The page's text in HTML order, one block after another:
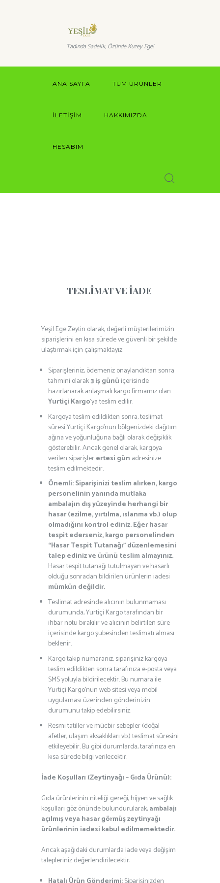
Tadında Sadelik, Özünde Kuzey Ege!
ANA SAYFA TÜM ÜRÜNLER
İLETIŞIM HAKKIMIZDA
HESABIM
TESLİMAT VE İADE
Yeşil Ege Zeytin olarak, değerli müşterilerimizin
siparişlerini en kısa sürede ve güvenli bir şekilde
ulaştırmak için çalışmaktayız.
Siparişleriniz, ödemeniz onaylandıktan sonra
tahmini olarak3 iş günü içerisinde
hazırlanarak anlaşmalı kargo firmamız olan
Yurtiçi Kargo‘ya teslim edilir.
Kargoya teslim edildikten sonra, teslimat
süresi Yurtiçi Kargo’nun bölgenizdeki dağıtım
ağına ve yoğunluğuna bağlı olarak değişiklik
gösterebilir. Ancak genel olarak, kargoya
verilen siparişlerertesi gün adresinize
teslim edilmektedir.
Önemli: Siparişinizi teslim alırken, kargo
personelinin yanında mutlaka
ambalajın dış yüzeyinde herhangi bir
hasar (ezilme, yırtılma, ıslanma vb.) olup
olmadığını kontrol ediniz. Eğer hasar
tespit ederseniz, kargo personelinden
“Hasar Tespit Tutanağı” düzenlemesini
talep ediniz ve ürünü teslim almayınız.
Hasar tespit tutanağı tutulmayan ve hasarlı
olduğu sonradan bildirilen ürünlerin iadesi
mümkün değildir.
Teslimat adresinde alıcının bulunmaması
durumunda, Yurtiçi Kargo tarafından bir
ihbar notu bırakılır ve alıcının belirtilen süre
içerisinde kargo şubesinden teslimatı alması
beklenir.
Kargo takip numaranız, siparişiniz kargoya
teslim edildikten sonra tarafınıza e-posta veya
SMS yoluyla bildirilecektir. Bu numara ile
Yurtiçi Kargo’nun web sitesi veya mobil
uygulaması üzerinden gönderinizin
durumunu takip edebilirsiniz.
Resmi tatiller ve mücbir sebepler (doğal
afetler, ulaşım aksaklıkları vb.) teslimat süresini
etkileyebilir. Bu gibi durumlarda, tarafınıza en
kısa sürede bilgi verilecektir.
İade Koşulları (Zeytinyağı – Gıda Ürünü):
Gıda ürünlerinin niteliği gereği, hijyen ve sağlık
koşulları göz önünde bulundurularak,ambalajı
açılmış veya hasar görmüş zeytinyağı
ürünlerinin iadesi kabul edilmemektedir.
Ancak aşağıdaki durumlarda iade veya değişim
talepleriniz değerlendirilecektir: